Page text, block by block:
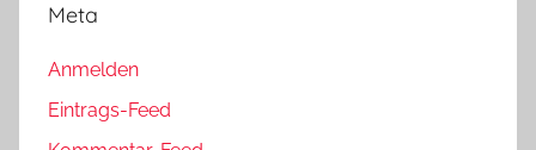
Meta
Anmelden
Eintrags-Feed